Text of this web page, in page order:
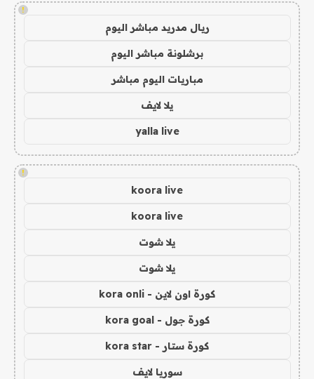
!
ريال مدريد مباشر اليوم
برشلونة مباشر اليوم
مباريات اليوم مباشر
يلا لايف
yalla live
!
koora live
koora live
يلا شوت
يلا شوت
كورة اون لاين - kora onli
كورة جول - kora goal
كورة ستار - kora star
سوريا لايف